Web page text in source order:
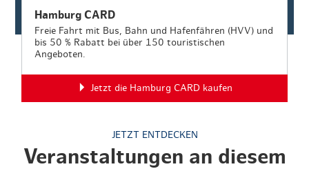
Hamburg CARD
Freie Fahrt mit Bus, Bahn und Hafenfähren (HVV) und
bis 50 % Rabatt bei über 150 touristischen
Angeboten.
Jetzt die Hamburg CARD kaufen
JETZT ENTDECKEN
Veranstaltungen an diesem